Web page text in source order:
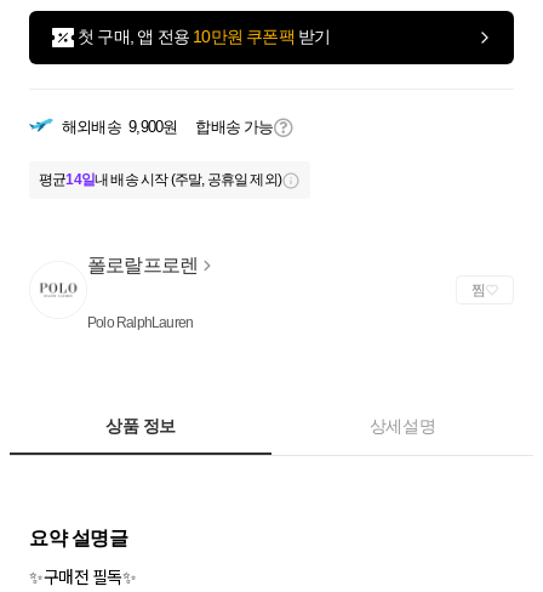
첫 구매, 앱 전용 10만원 쿠폰팩 받기
해외배송 9,900원 합배송 가능
평균14일내 배송 시작 (주말, 공휴일 제외)
폴로랄프로렌
Polo RalphLauren
찜
상품 정보 상세설명
요약 설명글
✨구매전 필독✨